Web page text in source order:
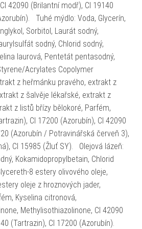
42090 (Brilantní modř), CI 19140
Tuhé mýdlo: Voda, Glycerín,
Sorbitol, Laurát sodný,
sodný, Chlorid sodný,
laurová, Pentetát pentasodný,
Acrylates Copolymer
z heřmánku pravého, extrakt z
z šalvěje lékařské, extrakt z
z listů břízy bělokoré, Parfém,
CI 17200 (Azorubín), CI 42090
(Azorubín / Potravinářská červeň 3),
CI 15985 (Žluť SY). Olejová lázeň:
Kokamidopropylbetain, Chlorid
8 estery olivového oleje,
oleje z hroznových jader,
Kyselina citronová,
Methylisothiazolinone, CI 42090
(Tartrazin), CI 17200 (Azorubín).